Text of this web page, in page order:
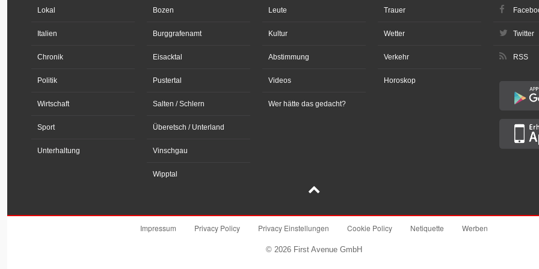
Lokal
Italien
Chronik
Politik
Wirtschaft
Sport
Unterhaltung
Bozen
Burggrafenamt
Eisacktal
Pustertal
Salten / Schlern
Überetsch / Unterland
Vinschgau
Wipptal
Leute
Kultur
Abstimmung
Videos
Wer hätte das gedacht?
Trauer
Wetter
Verkehr
Horoskop
Twitter
RSS
Impressum Privacy Policy Privacy Einstellungen Cookie Policy Netiquette Werben
© 2026 First Avenue GmbH